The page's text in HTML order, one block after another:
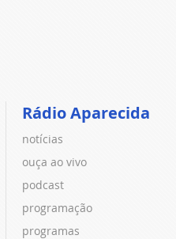
Rádio Aparecida
notícias
ouça ao vivo
podcast
programação
programas